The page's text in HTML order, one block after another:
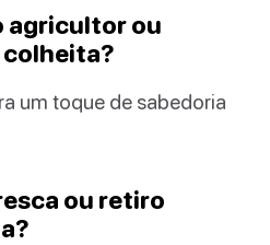
agricultor ou
colheita?
um toque de sabedoria
ou retiro